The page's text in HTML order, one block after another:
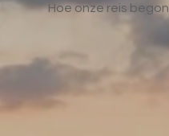
Hoe onze reis begon